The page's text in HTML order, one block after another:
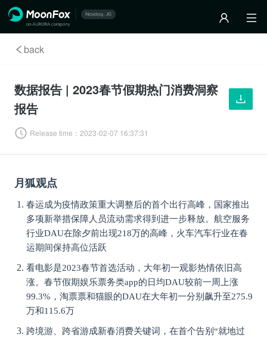
back
数据报告 | 2023春节假期热门消费洞察
报告
Release time： 2023-02-07 16:37:31
月 狐观点
春运成为疫情政策重大调整后的首个出行高峰，国家推出
多项新举措保障人员流动需求得到进一步释放。 航空服务
行业DAU在除夕前出现218万的高峰，火车汽车行业在春
运期间保持高位活跃
看电影是2023春节首选活动，大年初一观影热情依旧高
涨。 春节假期娱乐票务类app的日均DAU较前一周上涨
99.3%，淘票票和猫眼的DAU在大年初一分别飙升至275.9
万和115.6万
跨境游、跨省游成新春消费关键词 ，在首个告别“就地过